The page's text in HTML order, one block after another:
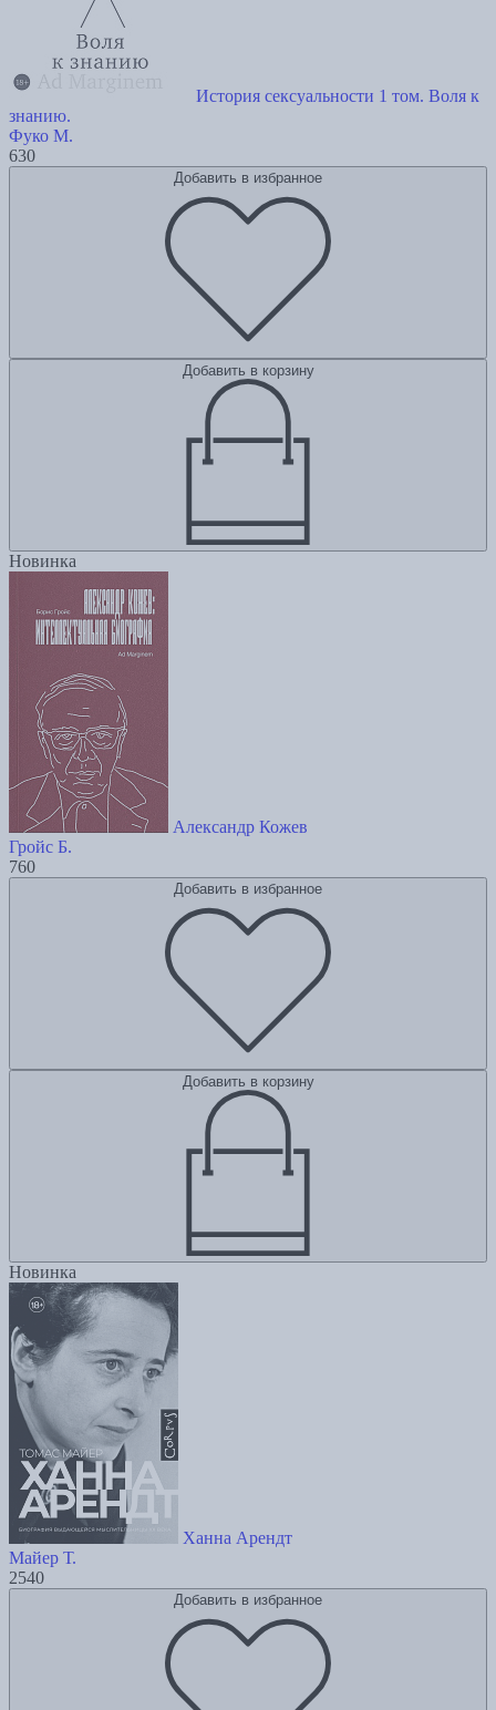
История сексуальности 1 том. Воля к
знанию.
Фуко М.
630
Добавить в избранное
Добавить в корзину
Новинка
Александр Кожев
Гройс Б.
760
Добавить в избранное
Добавить в корзину
Новинка
Ханна Арендт
Майер Т.
2540
Добавить в избранное